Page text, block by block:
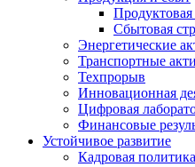
Сбытовая
Энергетические
Транспортные
Техпрорыв
Инновационная
Цифровая
Финансовые
Устойчивое развитие
Кадровая политика